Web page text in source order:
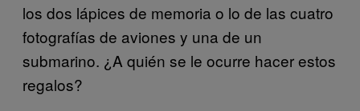
los dos lápices de memoria o lo de las cuatro
fotografías de aviones y una de un
submarino. ¿A quién se le ocurre hacer estos
regalos?